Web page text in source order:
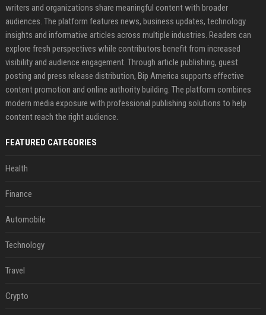
writers and organizations share meaningful content with broader
audiences. The platform features news, business updates, technology
insights and informative articles across multiple industries. Readers can
explore fresh perspectives while contributors benefit from increased
visibility and audience engagement. Through article publishing, guest
posting and press release distribution, Bip America supports effective
content promotion and online authority building. The platform combines
modern media exposure with professional publishing solutions to help
content reach the right audience.
FEATURED CATEGORIES
Health
Finance
Automobile
Technology
Travel
Crypto